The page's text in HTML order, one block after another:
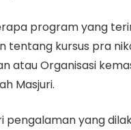
program yang
tentang kursus pra
atau Organisasi
Masjuri.
pengalaman yang